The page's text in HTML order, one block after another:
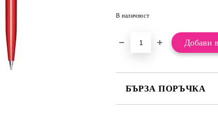
В наличност
БЪРЗА ПОРЪЧКА